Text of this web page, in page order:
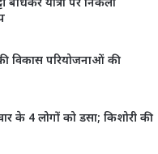
यात्रा पर निकला
विकास परियोजनाओं की
के 4 लोगों को डसा; किशोरी की